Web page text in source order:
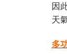
因
天
多